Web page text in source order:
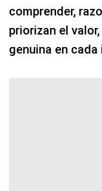
comprender,
priorizan el
genuina en